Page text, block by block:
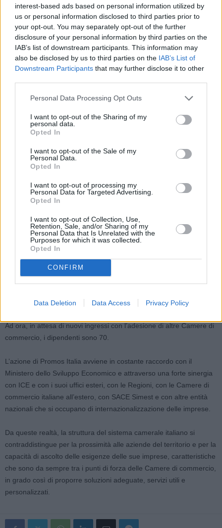
interest-based ads based on personal information utilized by
us or personal information disclosed to third parties prior to
your opt-out. You may separately opt-out of the further
disclosure of your personal information by third parties on the
IAB’s list of downstream participants. This information may
also be disclosed by us to third parties on the IAB’s List of
Downstream Participants that may further disclose it to other
Personal Data Processing Opt Outs
I want to opt-out of the Sharing of my
personal data.
Opted In
I want to opt-out of the Sale of my
Personal Data.
Opted In
I want to opt-out of processing my
Personal Data for Targeted Advertising.
Opted In
I want to opt-out of Collection, Use,
Retention, Sale, and/or Sharing of my
Personal Data that Is Unrelated with the
Purposes for which it was collected.
Opted In
CONFIRM
Data Deletion Data Access Privacy Policy
adeguate e di realizzare servizi realmente utili”.
La mission di Promos Italia, infatti, è preparare all’export nuove
potenziali imprese esportatrici e ampliare il business internazionale
di quelle già attive nei mercati esteri. Queste finalità vengono
perseguite mettendo a disposizione delle PMI italiane un’ampia
personalizzata, incontri b2b in Italia e all’estero con operatori
proposte.
Inoltre, viene svolta un’attività di supporto agli operatori esteri
interessati a investire sul territorio nazionale in sinergia con ICE,
Invitalia e con le Regioni.
Promos Italia beneficia della competenza e dell’esperienza del
personale del sistema camerale che da anni supporta in tutta Italia i
processi di internazionalizzazione delle imprese e pianifica le
attività sulla base delle peculiarità territoriali, focalizzandosi sui
settori prioritari di ciascun territorio e sui mercati internazionali che
offrono opportunità di business per quei comparti.
Di Promos Italia fanno parte, dalla data della sua costituzione,
Ravenna, I.TER Udine e Unioncamere Lombardia.
Ad ora, in attesa di nuovi ingressi con l’adesione di altre Camere di
commercio, i dipendenti sono 70.
L’azione di Promos Italia avviene in costante raccordo con il
Ministero dello Sviluppo Economico e attraverso una forte sinergia
con ICE e con i suoi uffici esteri, con le Regioni, con le Camere di
commercio italiane all’estero, con SACE Simest e con altre entità
nazionali che si occupano di internazionalizzazione delle imprese.
Da queste realtà, la struttura del sistema camerale italiano si
contraddistingue per la prossimità alle aziende del territorio e per la
capacità di ascolto delle esigenze delle sue imprese, caratteristiche
che sono da sempre tra i punti di forza delle Camere di commercio,
in grado così di proporre soluzioni adeguate, servizi utili e
personalizzati.